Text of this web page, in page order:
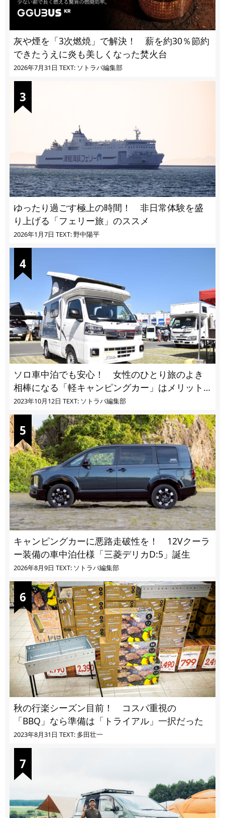
灰や煙を「3次燃焼」で解決！ 薪を約30％節約
できたうえに炎も美しくなった焚火台
2026年7月31日 TEXT: ソトラバ編集部
ゆったり過ごす極上の時間！ 非日常体験を盛
り上げる「フェリー旅」のススメ
2026年1月7日 TEXT: 野中陽平
ソロ車中泊でも安心！ 女性のひとり旅のよき
相棒になる「軽キャンピングカー」はメリット
ばかり
2023年10月12日 TEXT: ソトラバ編集部
キャンピングカーに悪路走破性を！ 12Vクーラ
ー装備の車中泊仕様「三菱デリカD:5」誕生
2026年8月9日 TEXT: ソトラバ編集部
秋の行楽シーズン目前！ コスパ重視の
「BBQ」なら準備は「トライアル」一択だった
2023年8月31日 TEXT: 多田壮一